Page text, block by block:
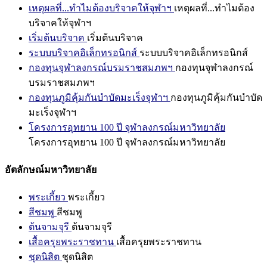
เหตุผลที่...ทำไมต้องบริจาคให้จุฬาฯ เหตุผลที่...ทำไมต้อง
บริจาคให้จุฬาฯ
เริ่มต้นบริจาค เริ่มต้นบริจาค
ระบบบริจาคอิเล็กทรอนิกส์ ระบบบริจาคอิเล็กทรอนิกส์
กองทุนจุฬาลงกรณ์บรมราชสมภพฯ กองทุนจุฬาลงกรณ์
บรมราชสมภพฯ
กองทุนภูมิคุ้มกันบำบัดมะเร็งจุฬาฯ กองทุนภูมิคุ้มกันบำบัด
มะเร็งจุฬาฯ
โครงการอุทยาน 100 ปี จุฬาลงกรณ์มหาวิทยาลัย
โครงการอุทยาน 100 ปี จุฬาลงกรณ์มหาวิทยาลัย
อัตลักษณ์มหาวิทยาลัย
พระเกี้ยว พระเกี้ยว
สีชมพู สีชมพู
ต้นจามจุรี ต้นจามจุรี
เสื้อครุยพระราชทาน เสื้อครุยพระราชทาน
ชุดนิสิต ชุดนิสิต